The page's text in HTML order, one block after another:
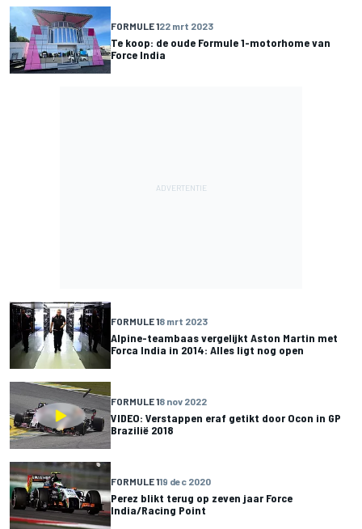
FORMULE 122 mrt 2023
Te koop: de oude Formule 1-motorhome van
Force India
FORMULE 18 mrt 2023
Alpine-teambaas vergelijkt Aston Martin met
Forca India in 2014: Alles ligt nog open
FORMULE 18 nov 2022
VIDEO: Verstappen eraf getikt door Ocon in GP
Brazilië 2018
FORMULE 119 dec 2020
Perez blikt terug op zeven jaar Force
India/Racing Point